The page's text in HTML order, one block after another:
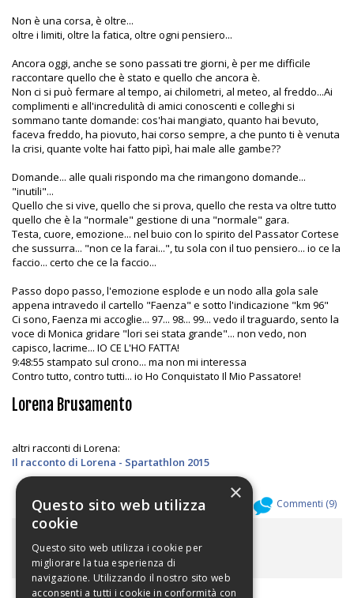
Non è una corsa, è oltre...
oltre i limiti, oltre la fatica, oltre ogni pensiero...
Ancora oggi, anche se sono passati tre giorni, è per me difficile
raccontare quello che è stato e quello che ancora è.
Non ci si può fermare al tempo, ai chilometri, al meteo, al freddo...Ai
complimenti e all'incredulità di amici conoscenti e colleghi si
sommano tante domande: cos'hai mangiato, quanto hai bevuto,
faceva freddo, ha piovuto, hai corso sempre, a che punto ti è venuta
la crisi, quante volte hai fatto pipì, hai male alle gambe??
Domande... alle quali rispondo ma che rimangono domande...
"inutili"...
Quello che si vive, quello che si prova, quello che resta va oltre tutto
quello che è la "normale" gestione di una "normale" gara.
Testa, cuore, emozione... nel buio con lo spirito del Passator Cortese
che sussurra... "non ce la farai...", tu sola con il tuo pensiero... io ce la
faccio... certo che ce la faccio...
Passo dopo passo, l'emozione esplode e un nodo alla gola sale
appena intravedo il cartello "Faenza" e sotto l'indicazione "km 96"
Ci sono, Faenza mi accoglie... 97... 98... 99... vedo il traguardo, sento la
voce di Monica gridare "lori sei stata grande"... non vedo, non
capisco, lacrime... IO CE L'HO FATTA!
9:48:55 stampato sul crono... ma non mi interessa
Contro tutto, contro tutti... io Ho Conquistato Il Mio Passatore!
Lorena Brusamento
altri racconti di Lorena:
Il racconto di Lorena - Spartathlon 2015
Allegati ( Commenti (9)
ALLEGATI
×
Questo sito web utilizza
cookie
Questo sito web utilizza i cookie per
migliorare la tua esperienza di
navigazione. Utilizzando il nostro sito web
acconsenti a tutti i cookie in conformità con